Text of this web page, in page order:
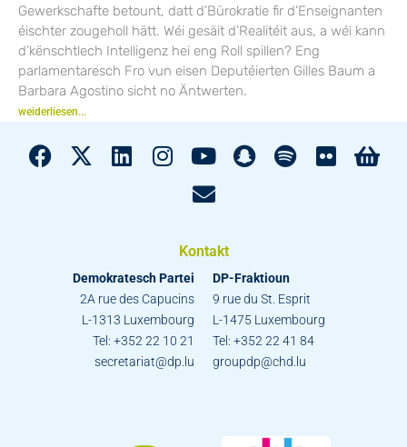
Gewerkschafte betount, datt d’Bürokratie fir d’Enseignanten
éischter zougeholl hätt. Wéi gesäit d’Realitéit aus, a wéi kann
d’kënschtlech Intelligenz hei eng Roll spillen? Eng
parlamentaresch Fro vun eisen Deputéierten Gilles Baum a
Barbara Agostino sicht no Äntwerten.
weiderliesen...
Kontakt
Demokratesch Partei
2A rue des Capucins
L-1313 Luxembourg
Tel: +352 22 10 21
secretariat@dp.lu
DP-Fraktioun
9 rue du St. Esprit
L-1475 Luxembourg
Tel: +352 22 41 84
groupdp@chd.lu